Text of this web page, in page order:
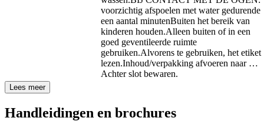
voorzichtig afspoelen met water gedurende
een aantal minutenBuiten het bereik van
kinderen houden.Alleen buiten of in een
goed geventileerde ruimte
gebruiken.Alvorens te gebruiken, het etiket
lezen.Inhoud/verpakking afvoeren naar …
Achter slot bewaren.
Lees meer
Handleidingen en brochures